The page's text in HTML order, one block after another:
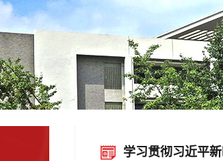
学习贯彻习近平